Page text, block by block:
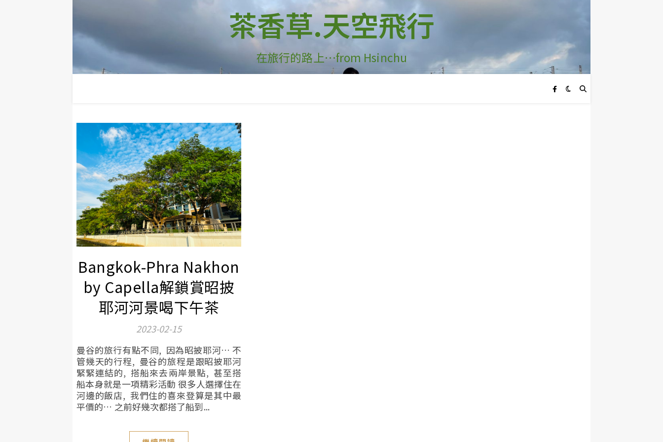
茶香草.天空飛行
在旅行的路上…from Hsinchu
Bangkok-Phra Nakhon
by Capella解鎖賞昭披
耶河河景喝下午茶
2023-02-15
曼谷的旅行有點不同, 因為昭披耶河… 不
管幾天的行程, 曼谷的旅程是跟昭披耶河
緊緊連結的, 搭船來去兩岸景點, 甚至搭
船本身就是一項精彩活動 很多人選擇住在
河邊的飯店, 我們住的喜來登算是其中最
平價的… 之前好幾次都搭了船到...